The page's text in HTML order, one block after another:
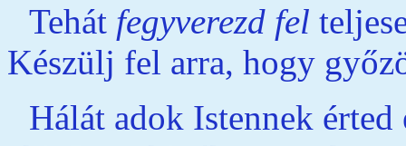
Tehát fegyverezd fel
Készülj fel arra, hogy
Hálát adok Istennek